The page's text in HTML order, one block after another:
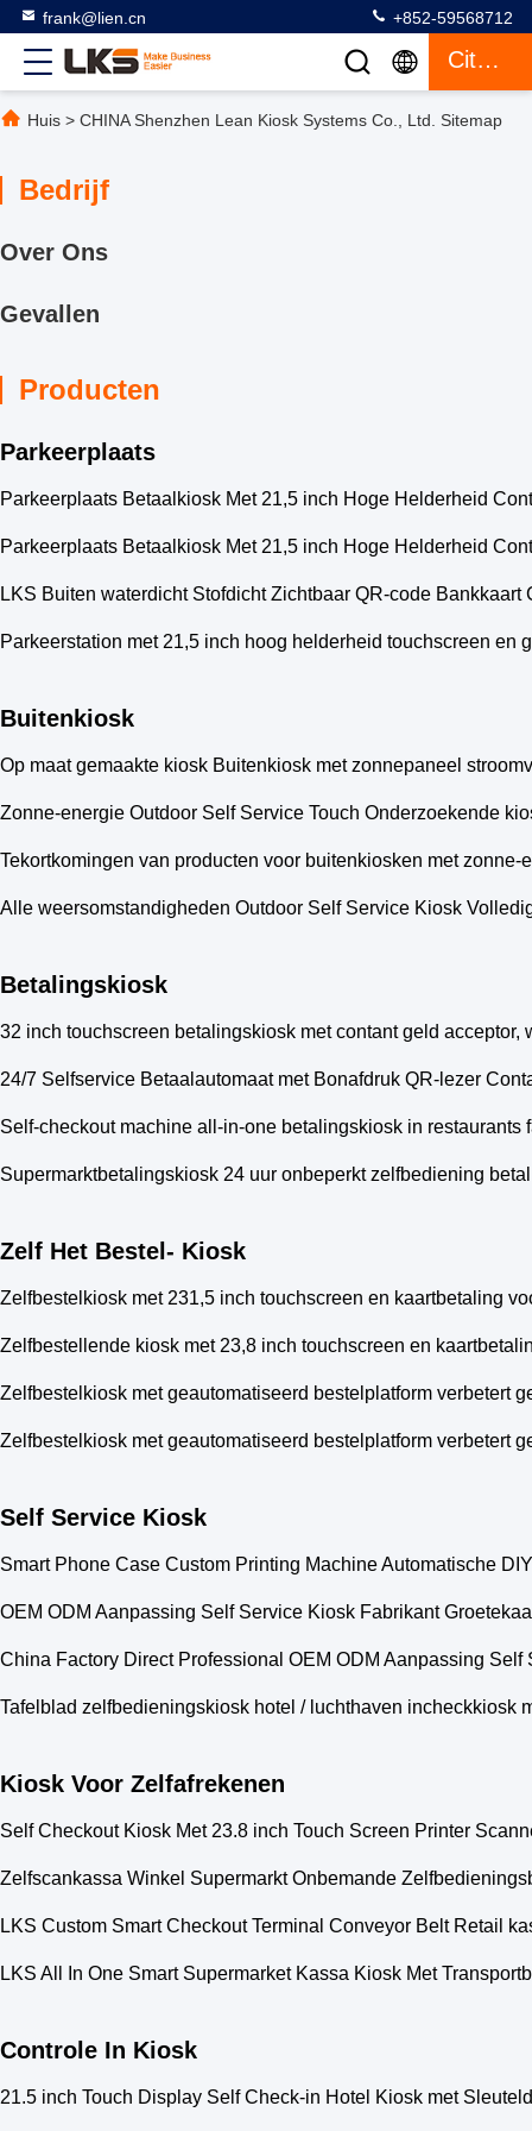
frank@lien.cn +852-59568712
Citaat
Huis > CHINA Shenzhen Lean Kiosk Systems Co., Ltd. Sitemap
Bedrijf
Over Ons
Gevallen
Producten
Parkeerplaats
Parkeerplaats Betaalkiosk Met 21,5 inch Hoge Helderheid
Parkeerplaats Betaalkiosk Met 21,5 inch Hoge Helderheid
LKS Buiten waterdicht Stofdicht Zichtbaar QR-code
Parkeerstation met 21,5 inch hoog helderheid touchscreen en
Buitenkiosk
Op maat gemaakte kiosk Buitenkiosk met zonnepaneel
Zonne-energie Outdoor Self Service Touch Onderzoekende
Tekortkomingen van producten voor buitenkiosken met
Alle weersomstandigheden Outdoor Self Service Kiosk
Betalingskiosk
32 inch touchscreen betalingskiosk met contant geld
24/7 Selfservice Betaalautomaat met Bonafdruk QR-lezer
Self-checkout machine all-in-one betalingskiosk in restaurants
Supermarktbetalingskiosk 24 uur onbeperkt zelfbediening
Zelf Het Bestel- Kiosk
Zelfbestelkiosk met 231,5 inch touchscreen en kaartbetaling
Zelfbestellende kiosk met 23,8 inch touchscreen en
Zelfbestelkiosk met geautomatiseerd bestelplatform verbetert
Zelfbestelkiosk met geautomatiseerd bestelplatform verbetert
Self Service Kiosk
Smart Phone Case Custom Printing Machine Automatische
OEM ODM Aanpassing Self Service Kiosk Fabrikant
China Factory Direct Professional OEM ODM Aanpassing Self
Tafelblad zelfbedieningskiosk hotel / luchthaven incheckkiosk
Kiosk Voor Zelfafrekenen
Self Checkout Kiosk Met 23.8 inch Touch Screen Printer
Zelfscankassa Winkel Supermarkt Onbemande
LKS Custom Smart Checkout Terminal Conveyor Belt Retail
LKS All In One Smart Supermarket Kassa Kiosk Met
Controle In Kiosk
21.5 inch Touch Display Self Check-in Hotel Kiosk met